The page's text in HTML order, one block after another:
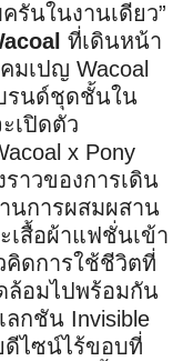
รันในงานเดียว”
ที่เดินหน้า
มเปญ Wacoal
รนด์ชุดชั้นใน
เปิดตัว
x Pony
ราวของการเดิน
นการผสมผสาน
เสื้อผ้าแฟชั่นเข้า
คิดการใช้ชีวิตที่
ล้อมไปพร้อมกัน
ลกชัน Invisible
ดีไซน์ไร้ขอบที่